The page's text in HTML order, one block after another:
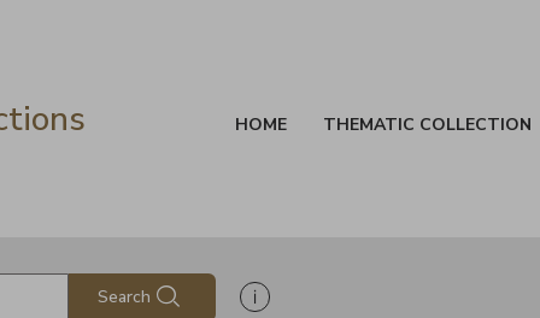
HOME THEMATIC COLLECTION
Search Show search help information